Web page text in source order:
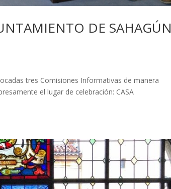
DE SAHAGÚN
tres Comisiones Informativas de manera
el lugar de celebración: CASA